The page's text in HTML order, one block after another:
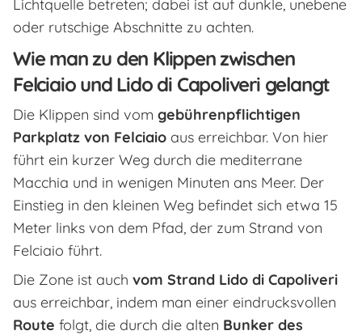
Lichtquelle betreten; dabei ist auf dunkle, unebene
oder rutschige Abschnitte zu achten.
Wie man zu den Klippen zwischen
Felciaio und Lido di Capoliveri gelangt
Die Klippen sind vom gebührenpflichtigen
Parkplatz von Felciaio aus erreichbar. Von hier
führt ein kurzer Weg durch die mediterrane
Macchia und in wenigen Minuten ans Meer. Der
Einstieg in den kleinen Weg befindet sich etwa 15
Meter links von dem Pfad, der zum Strand von
Felciaio führt.
Die Zone ist auch vom Strand Lido di Capoliveri
aus erreichbar, indem man einer eindrucksvollen
Route folgt, die durch die alten Bunker des